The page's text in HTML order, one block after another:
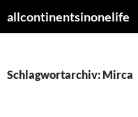
Inhalt
allcontinentsinonelife
Schlagwortarchiv: Mirca